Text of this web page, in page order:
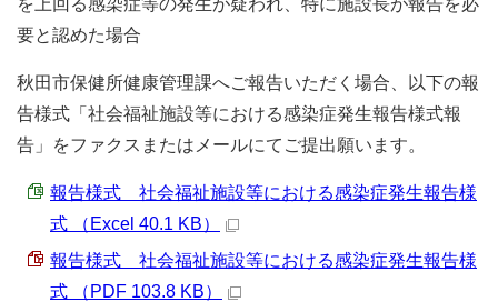
を上回る感染症等の発生が疑われ、特に施設長が報告を必
要と認めた場合
秋田市保健所健康管理課へご報告いただく場合、以下の報
告様式「社会福祉施設等における感染症発生報告様式報
告」をファクスまたはメールにてご提出願います。
報告様式 社会福祉施設等における感染症発生報告様
式 （Excel 40.1 KB）
報告様式 社会福祉施設等における感染症発生報告様
式 （PDF 103.8 KB）